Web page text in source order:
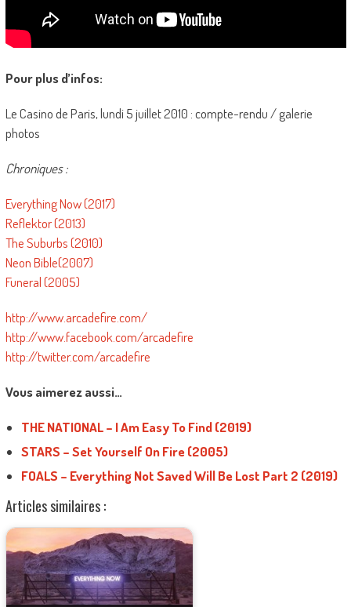
Pour plus d’infos:
Le Casino de Paris, lundi 5 juillet 2010 : compte-rendu / galerie
photos
Chroniques :
Everything Now (2017)
Reflektor (2013)
The Suburbs (2010)
Neon Bible(2007)
Funeral (2005)
http://www.arcadefire.com/
http://www.facebook.com/arcadefire
http://twitter.com/arcadefire
Vous aimerez aussi…
THE NATIONAL – I Am Easy To Find (2019)
STARS – Set Yourself On Fire (2005)
FOALS – Everything Not Saved Will Be Lost Part 2 (2019)
Articles similaires :